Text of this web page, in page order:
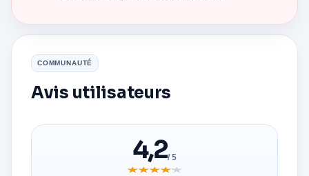
COMMUNAUTÉ
Avis utilisateurs
4,2/ 5
★★★★★
★★★★★